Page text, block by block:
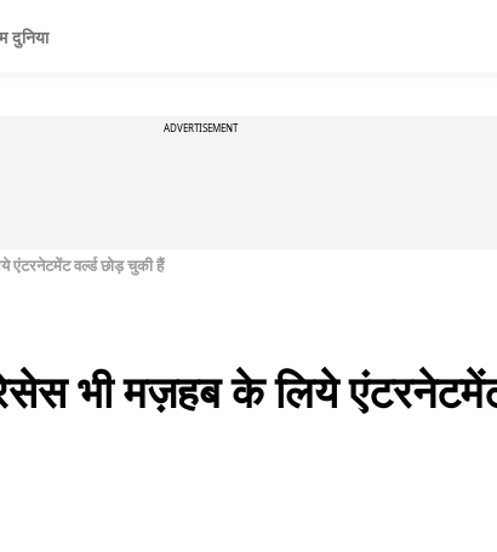
दुनिया
ADVERTISEMENT
एंटरनेटमेंट वर्ल्ड छोड़ चुकी हैं
भी मज़हब के लिये